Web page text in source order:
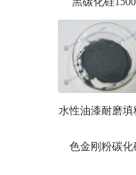
水性油漆耐磨填
色金刚粉碳化